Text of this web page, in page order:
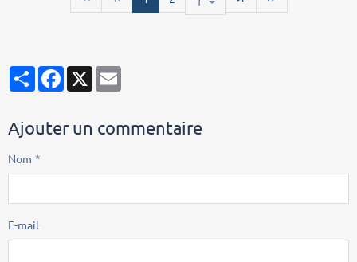
PartagerFacebook
X
Ajouter un commentaire
Nom
E-mail